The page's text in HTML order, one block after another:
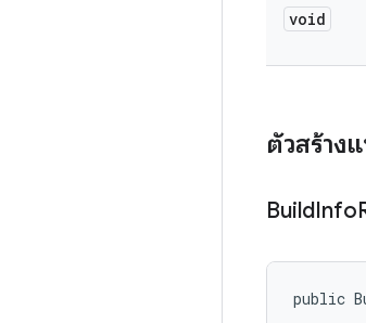
void
ตัวสร้าง
BuildInfo
public